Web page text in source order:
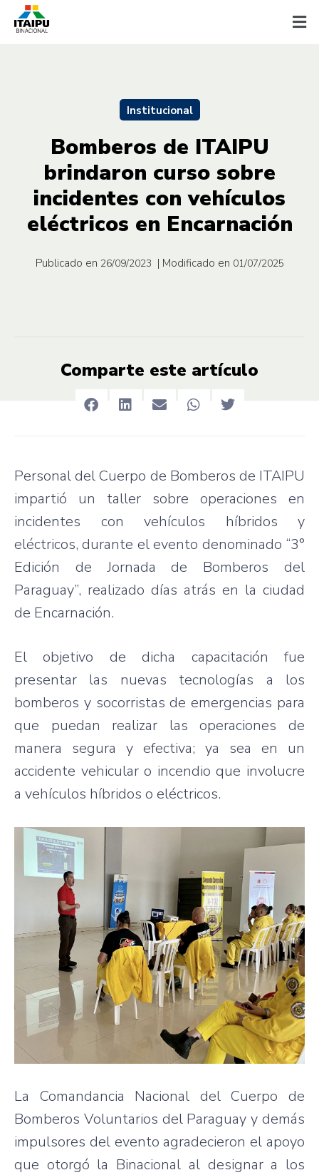
Institucional
Bomberos de ITAIPU
brindaron curso sobre
incidentes con vehículos
eléctricos en Encarnación
Publicado en 26/09/2023 | Modificado en 01/07/2025
Comparte este artículo
Personal del Cuerpo de Bomberos de ITAIPU
impartió un taller sobre operaciones en
incidentes con vehículos híbridos y
eléctricos, durante el evento denominado “3°
Edición de Jornada de Bomberos del
Paraguay”, realizado días atrás en la ciudad
de Encarnación.
El objetivo de dicha capacitación fue
presentar las nuevas tecnologías a los
bomberos y socorristas de emergencias para
que puedan realizar las operaciones de
manera segura y efectiva; ya sea en un
accidente vehicular o incendio que involucre
a vehículos híbridos o eléctricos.
La Comandancia Nacional del Cuerpo de
Bomberos Voluntarios del Paraguay y demás
impulsores del evento agradecieron el apoyo
que otorgó la Binacional al designar a los